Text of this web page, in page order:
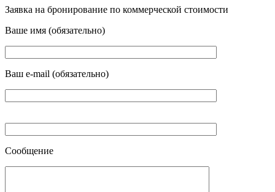
Заявка на бронирование по коммерческой стоимости
Ваше имя (обязательно)
Ваш e-mail (обязательно)
Сообщение